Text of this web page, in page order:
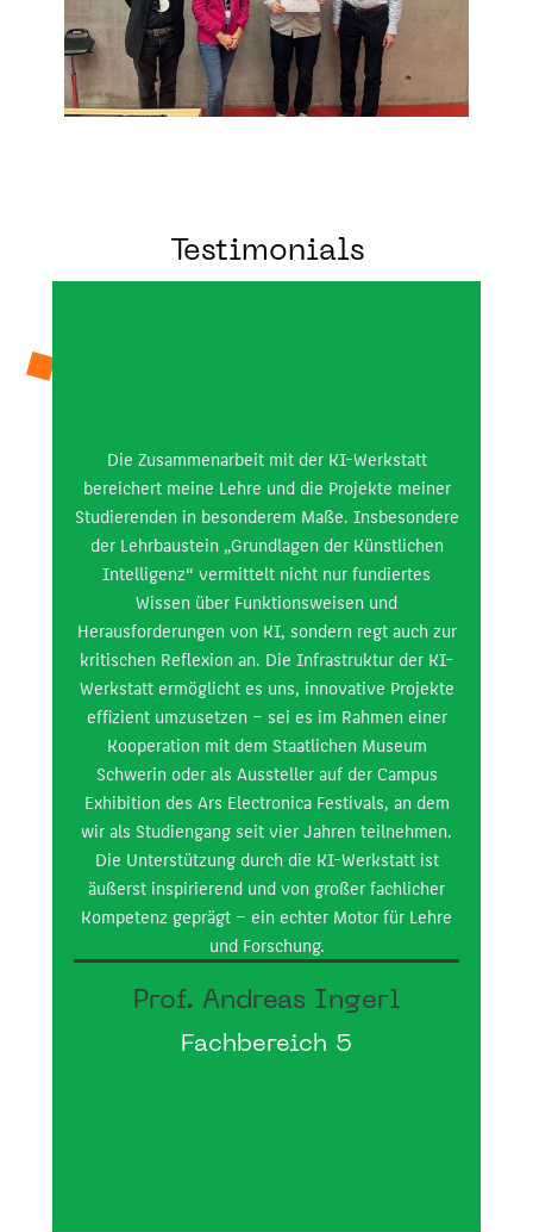
Testimonials
Die Zusammenarbeit mit der KI-Werkstatt
bereichert meine Lehre und die Projekte meiner
Studierenden in besonderem Maße. Insbesondere
der Lehrbaustein „Grundlagen der Künstlichen
Intelligenz“ vermittelt nicht nur fundiertes
Wissen über Funktionsweisen und
Herausforderungen von KI, sondern regt auch zur
kritischen Reflexion an. Die Infrastruktur der KI-
Werkstatt ermöglicht es uns, innovative Projekte
effizient umzusetzen – sei es im Rahmen einer
Kooperation mit dem Staatlichen Museum
Schwerin oder als Aussteller auf der Campus
Exhibition des Ars Electronica Festivals, an dem
wir als Studiengang seit vier Jahren teilnehmen.
Die Unterstützung durch die KI-Werkstatt ist
äußerst inspirierend und von großer fachlicher
Kompetenz geprägt – ein echter Motor für Lehre
und Forschung.
Prof. Andreas Ingerl
Fachbereich 5